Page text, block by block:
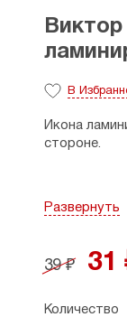
В
Икона
стороне.
День
Развернуть
39 ₽ 31
Количество